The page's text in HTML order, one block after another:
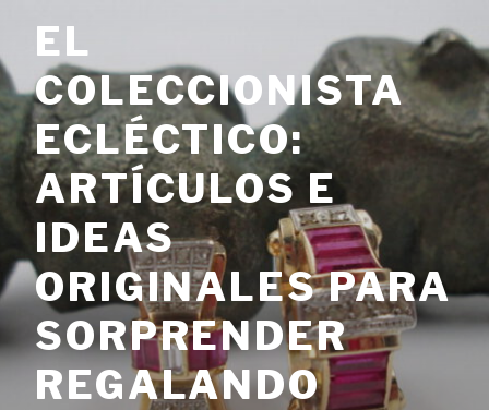
contenido
EL
COLECCIONISTA
ECLÉCTICO:
ARTÍCULOS E
IDEAS
ORIGINALES PARA
SORPRENDER
REGALANDO